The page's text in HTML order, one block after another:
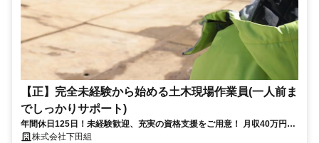
【正】完全未経験から始める土木現場作業員(一人前ま
でしっかりサポート)
年間休日125日！未経験歓迎、充実の資格支援をご用意！ 月収40万円以
上が目指せるお仕事です。
株式会社下田組